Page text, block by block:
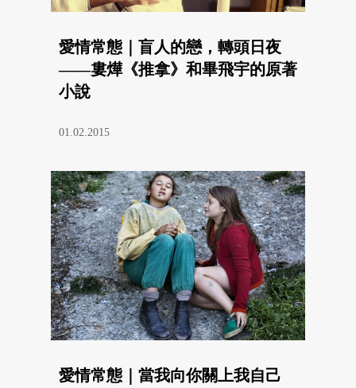
愛情常態｜盲人的戀，轉頭日夜
——婁燁《推拿》和畢飛宇的原著
小說
01.02.2015
愛情常態｜當我向你關上我自己